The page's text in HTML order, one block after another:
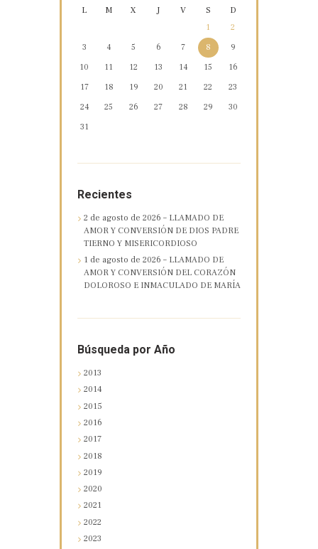
L M X J V S
D
1
2
3
4 5 6 7 8
9
10
11 12 13 14 15
16
17
18 19 20 21 22
23
24
25 26 27 28 29
30
31
Recientes
2 de agosto de 2026 – LLAMADO DE
AMOR Y CONVERSIÓN DE DIOS PADRE
TIERNO Y MISERICORDIOSO
1 de agosto de 2026 – LLAMADO DE
AMOR Y CONVERSIÓN DEL CORAZÓN
DOLOROSO E INMACULADO DE MARÍA
Búsqueda por Año
2013
2014
2015
2016
2017
2018
2019
2020
2021
2022
2023